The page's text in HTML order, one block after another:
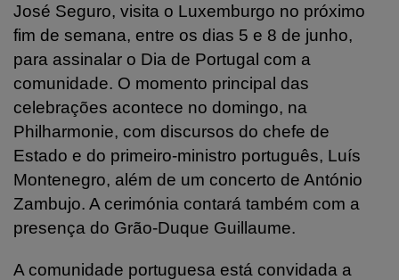
José Seguro, visita o Luxemburgo no próximo
fim de semana, entre os dias 5 e 8 de junho,
para assinalar o Dia de Portugal com a
comunidade. O momento principal das
celebrações acontece no domingo, na
Philharmonie, com discursos do chefe de
Estado e do primeiro-ministro português, Luís
Montenegro, além de um concerto de António
Zambujo. A cerimónia contará também com a
presença do Grão-Duque Guillaume.
A comunidade portuguesa está convidada a